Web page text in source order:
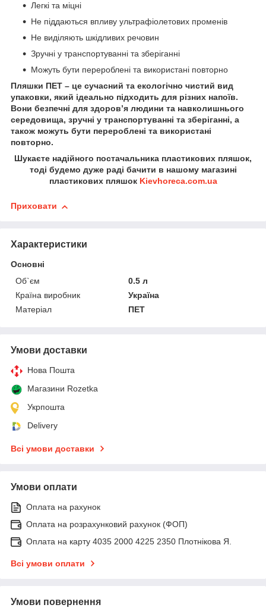
Легкі та міцні
Не піддаються впливу ультрафіолетових променів
Не виділяють шкідливих речовин
Зручні у транспортуванні та зберіганні
Можуть бути перероблені та використані повторно
Пляшки ПЕТ – це сучасний та екологічно чистий вид
упаковки, який ідеально підходить для різних напоїв.
Вони безпечні для здоров’я людини та навколишнього
середовища, зручні у транспортуванні та зберіганні, а
також можуть бути перероблені та використані
повторно.
Шукаєте надійного постачальника пластикових пляшок,
тоді будемо дуже раді бачити в нашому магазині
пластикових пляшок Kievhoreca.com.ua
Приховати
Характеристики
Основні
Об`єм
0.5 л
Країна виробник
Україна
Матеріал
ПЕТ
Умови доставки
Нова Пошта
Магазини Rozetka
Укрпошта
Delivery
Всі умови доставки
Умови оплати
Оплата на рахунок
Оплата на розрахунковий рахунок (ФОП)
Оплата на карту 4035 2000 4225 2350 Плотнікова Я.
Всі умови оплати
Умови повернення